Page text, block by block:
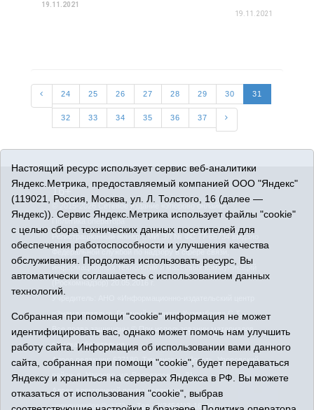
19.11.2021
19.11.2021
24 25 26 27 28 29 30 31
32 33 34 35 36 37
16+
© 2015-2026 Сетевое издание «Упорово онлайн».
Политика оператора
Регистрационный номер СМИ ЭЛ № ФС 77-65734 выдано
Федеральной службой по надзору в сфере связи,
информационных технологий и массовых коммуникаций
«Знамя правды». Главный редактор Кузембаева С.Т.
Все права защищены © При использовании материалов
ссылка обязательна
Адрес редакции: 627180, Тюменская область, Упоровский
район, с. Упорово, ул. Володарского, 31
Адрес электронной почты редакции:
uporovoonline@obl72.ruТел.: 8(34541)3-16-44
Настоящий ресурс использует сервис веб-аналитики
Яндекс.Метрика, предоставляемый компанией ООО "Яндекс"
(119021, Россия, Москва, ул. Л. Толстого, 16 (далее —
Яндекс)). Сервис Яндекс.Метрика использует файлы "cookie"
с целью сбора технических данных посетителей для
обеспечения работоспособности и улучшения качества
обслуживания. Продолжая использовать ресурс, Вы
автоматически соглашаетесь с использованием данных
технологий.
Собранная при помощи "cookie" информация не может
идентифицировать вас, однако может помочь нам улучшить
работу сайта. Информация об использовании вами данного
сайта, собранная при помощи "cookie", будет передаваться
Яндексу и храниться на серверах Яндекса в РФ. Вы можете
отказаться от использования "cookie", выбрав